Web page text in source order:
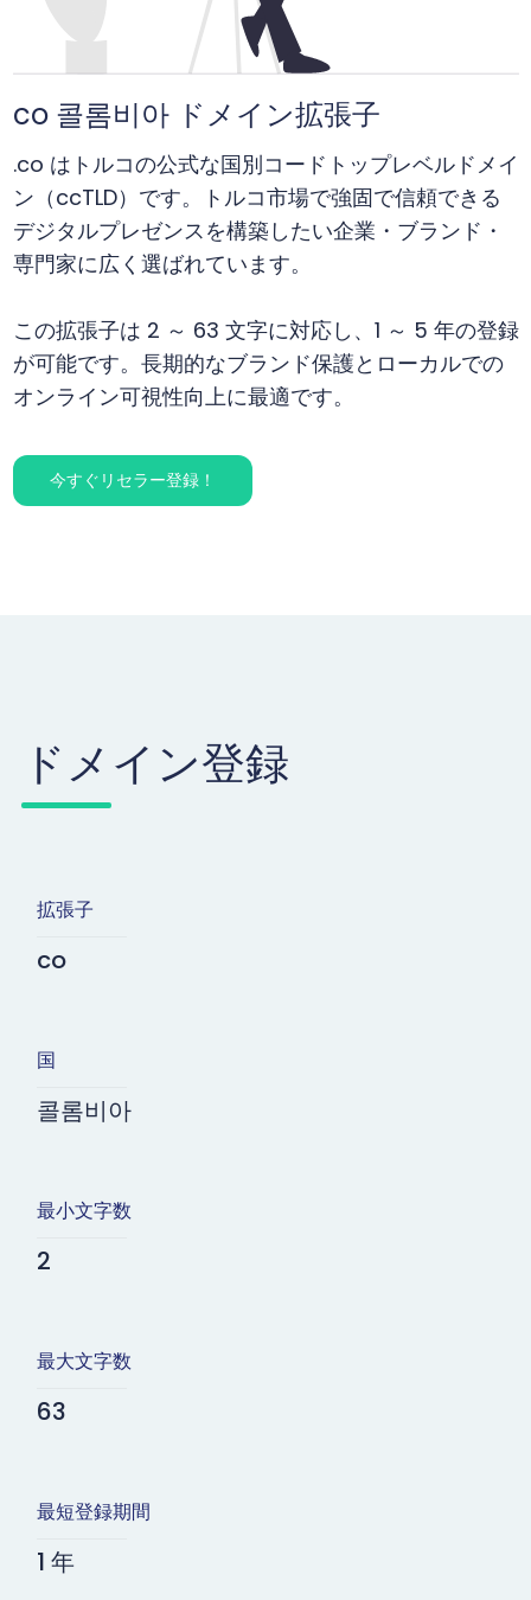
co 콜롬비아 ドメイン拡張子
.co はトルコの公式な国別コードトップレベルドメイ
ン（ccTLD）です。トルコ市場で強固で信頼できる
デジタルプレゼンスを構築したい企業・ブランド・
専門家に広く選ばれています。
この拡張子は 2 ～ 63 文字に対応し、1 ～ 5 年の登録
が可能です。長期的なブランド保護とローカルでの
オンライン可視性向上に最適です。
今すぐリセラー登録！
ドメイン登録
拡張子
co
国
콜롬비아
最小文字数
2
最大文字数
63
最短登録期間
1 年